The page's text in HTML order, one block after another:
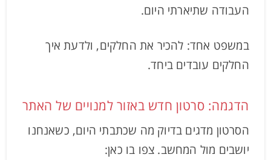
העבודה שתיארתי היום.
במשפט אחד: להכיר את החלקים, ולדעת איך
החלקים עובדים ביחד.
הדגמה: סרטון חדש באזור למנויים של האתר
הסרטון מדגים בדיוק מה שכתבתי היום, כשאנחנו
יושבים מול המחשב. צפו בו כאן: